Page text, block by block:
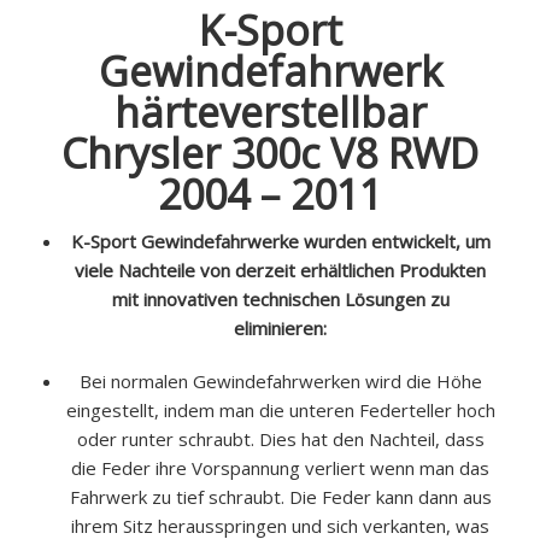
K-Sport
Gewindefahrwerk
härteverstellbar
Chrysler 300c V8 RWD
2004 – 2011
K-Sport Gewindefahrwerke wurden entwickelt, um
viele Nachteile von derzeit erhältlichen Produkten
mit innovativen technischen Lösungen zu
eliminieren:
Bei normalen Gewindefahrwerken wird die Höhe
eingestellt, indem man die unteren Federteller hoch
oder runter schraubt. Dies hat den Nachteil, dass
die Feder ihre Vorspannung verliert wenn man das
Fahrwerk zu tief schraubt. Die Feder kann dann aus
ihrem Sitz herausspringen und sich verkanten, was